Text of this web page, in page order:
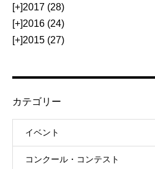
[+]2017 (28)
[+]2016 (24)
[+]2015 (27)
カテゴリー
イベント
コンクール・コンテスト